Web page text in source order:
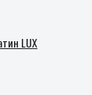
LUX